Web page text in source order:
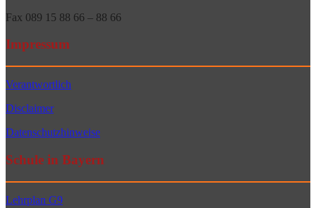
Fax 089 15 88 66 – 88 66
Impressum
Verantwortlich
Disclaimer
Datenschutzhinweise
Schule in Bayern
Lehrplan G9